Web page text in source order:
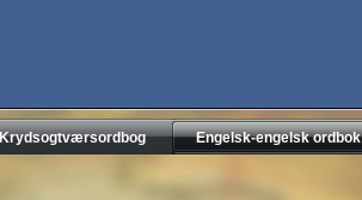
Krydsogtværsordbog Engelsk-engelsk ordbok